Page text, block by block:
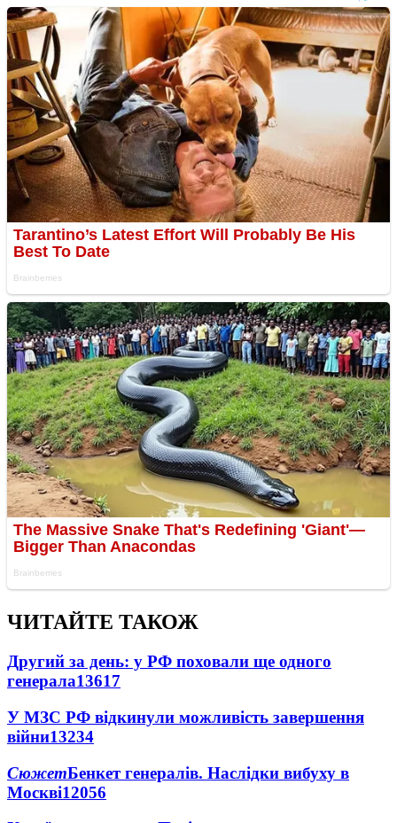
ЧИТАЙТЕ ТАКОЖ
Другий за день: у РФ поховали ще одного
генерала13617
У МЗС РФ відкинули можливість завершення
війни13234
СюжетБенкет генералів. Наслідки вибуху в
Москві12056